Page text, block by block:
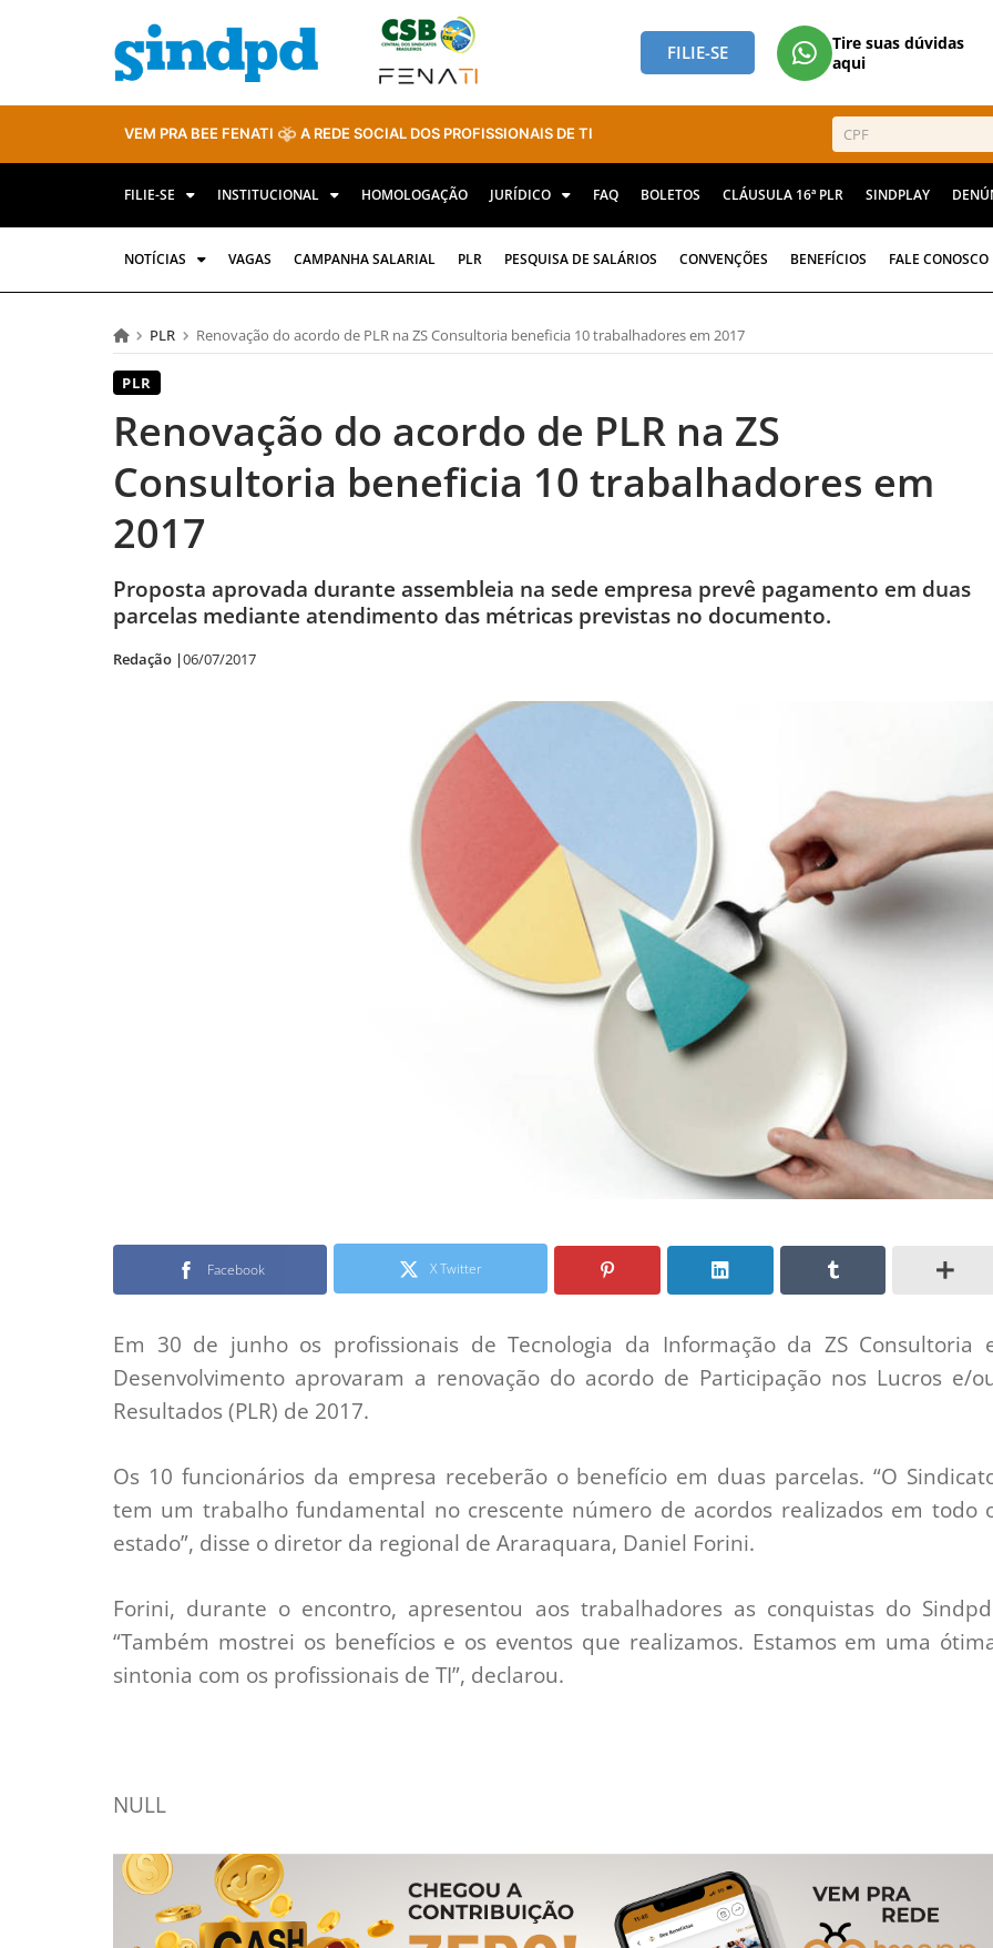
FILIE-SE
Tire suas dúvidas
aqui
VEM PRA BEE FENATI A REDE SOCIAL DOS PROFISSIONAIS DE TI
FILIE-SE INSTITUCIONAL HOMOLOGAÇÃO JURÍDICO FAQ BOLETOS CLÁUSULA 16ª PLR SINDPLAY
NOTÍCIAS VAGAS CAMPANHA SALARIAL PLR PESQUISA DE SALÁRIOS CONVENÇÕES BENEFÍCIOS FALE CONOSCO
PLR Renovação do acordo de PLR na ZS Consultoria beneficia 10 trabalhadores em 2017
PLR
Renovação do acordo de PLR na ZS
Consultoria beneficia 10 trabalhadores em
2017
Proposta aprovada durante assembleia na sede empresa prevê pagamento em duas
parcelas mediante atendimento das métricas previstas no documento.
Redação |06/07/2017
Facebook X Twitter
Em 30 de junho os profissionais de Tecnologia da Informação da ZS Consultoria
Desenvolvimento aprovaram a renovação do acordo de Participação nos Lucros e/
Resultados (PLR) de 2017.
Os 10 funcionários da empresa receberão o benefício em duas parcelas. “O
tem um trabalho fundamental no crescente número de acordos realizados em todo
estado”, disse o diretor da regional de Araraquara, Daniel Forini.
Forini, durante o encontro, apresentou aos trabalhadores as conquistas do
“Também mostrei os benefícios e os eventos que realizamos. Estamos em uma
sintonia com os profissionais de TI”, declarou.
NULL